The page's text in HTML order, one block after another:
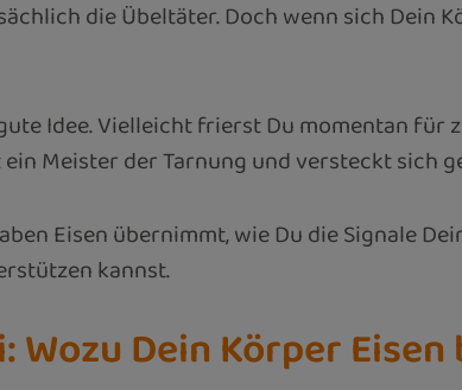
die Übeltäter. Doch wenn sich Dein
Idee. Vielleicht frierst Du momentan
Meister der Tarnung und versteckt sich
Eisen übernimmt, wie Du die Signale
kannst.
Dein Körper